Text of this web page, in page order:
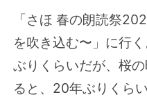
「さほ 春の朗読祭
を吹き込む〜」に行
ぶりくらいだが、桜
ると、20年ぶりくら